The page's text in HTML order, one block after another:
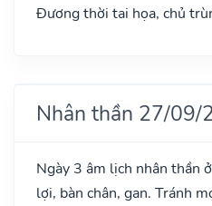
Đương thời tai họa, chủ
Nhân thần 27/09/
Ngày 3 âm lịch nhân thần
lợi, bàn chân, gan. Tránh